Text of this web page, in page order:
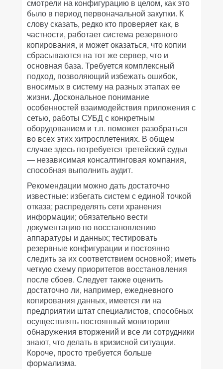
смотрели на конфигурацию в целом, как это
было в период первоначальной закупки. К
слову сказать, редко кто проверяет как, в
частности, работает система резервного
копирования, и может оказаться, что копии
сбрасываются на тот же сервер, что и
основная база. Требуется комплексный
подход, позволяющий избежать ошибок,
вносимых в систему на разных этапах ее
жизни. Доскональное понимание
особенностей взаимодействия приложения с
сетью, работы СУБД с конкретным
оборудованием и т.п. поможет разобраться
во всех этих хитросплетениях. В общем
случае здесь потребуется третейский судья
— независимая консалтинговая компания,
способная выполнить аудит.
Рекомендации можно дать достаточно
известные: избегать систем с единой точкой
отказа; распределять сети хранения
информации; обязательно вести
документацию по восстановлению
аппаратуры и данных; тестировать
резервные конфигурации и постоянно
следить за их соответствием основной; иметь
четкую схему приоритетов восстановления
после сбоев. Следует также оценить
достаточно ли, например, ежедневного
копирования данных, имеется ли на
предприятии штат специалистов, способных
осуществлять постоянный мониторинг
обнаружения вторжений и все ли сотрудники
знают, что делать в кризисной ситуации.
Короче, просто требуется больше
формализма.